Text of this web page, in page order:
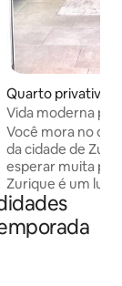
Quarto privativo
Vida moderna
Você mora no
da cidade de
esperar muita
Zurique é um
na região. No
do lago e no
estâncias de